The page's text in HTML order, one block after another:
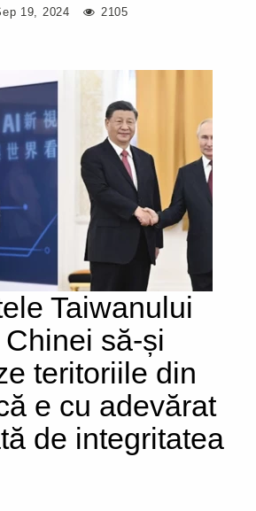
19, 2024 2105
Taiwanului
să-și
teritoriile din
e cu adevărat
de integritatea